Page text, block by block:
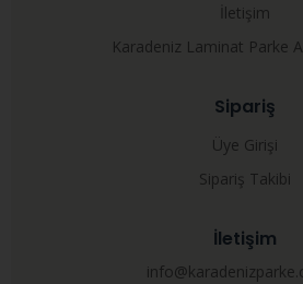
İletişim
Karadeniz Laminat Parke
Sipariş
Üye Girişi
Sipariş Takibi
İletişim